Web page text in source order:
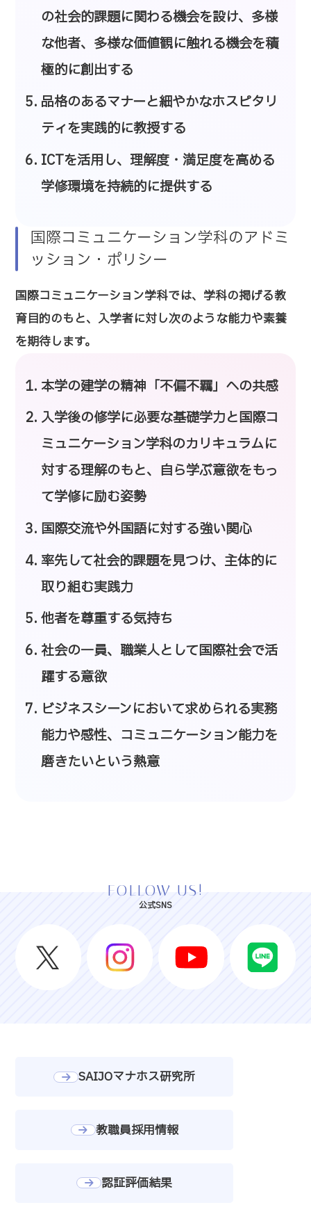
の社会的課題に関わる機会を設け、多様
な他者、多様な価値観に触れる機会を積
極的に創出する
品格のあるマナーと細やかなホスピタリ
ティを実践的に教授する
ICTを活用し、理解度・満足度を高める
学修環境を持続的に提供する
国際コミュニケーション学科のアドミ
ッション・ポリシー
国際コミュニケーション学科では、学科の掲げる教
育目的のもと、入学者に対し次のような能力や素養
を期待します。
本学の建学の精神「不偏不羈」への共感
入学後の修学に必要な基礎学力と国際コ
ミュニケーション学科のカリキュラムに
対する理解のもと、自ら学ぶ意欲をもっ
て学修に励む姿勢
国際交流や外国語に対する強い関心
率先して社会的課題を見つけ、主体的に
取り組む実践力
他者を尊重する気持ち
社会の一員、職業人として国際社会で活
躍する意欲
ビジネスシーンにおいて求められる実務
能力や感性、コミュニケーション能力を
磨きたいという熱意
FOLLOW US!
公式SNS
SAIJOマナホス研究所
教職員採用情報
認証評価結果